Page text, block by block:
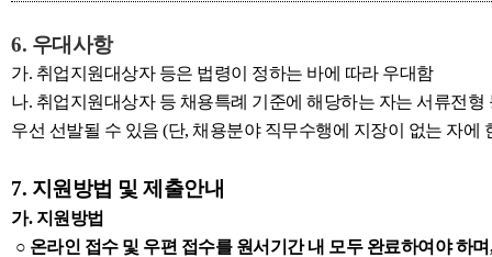
6. 우대사항
가. 취업지원대상자 등은 법령이 정하는 바에 따라 우대함
나. 취업지원대상자 등 채용특례 기준에 해당하는 자는 서류전
우선 선발될 수 있음 (단, 채용분야 직무수행에 지장이 없는 자에
7. 지원방법 및 제출안내
가. 지원방법
○ 온라인 접수 및 우편 접수를 원서기간 내 모두 완료하여야 하